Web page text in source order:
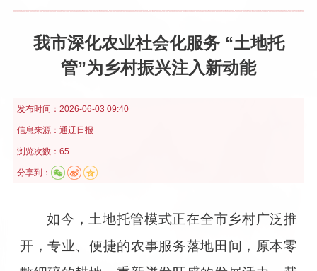
当前位置：首页>新闻资讯>通辽要闻
我市深化农业社会化服务 “土地托
管”为乡村振兴注入新动能
发布时间： 2026-06-03 09:40
信息来源： 通辽日报
浏览次数：65
分享到：
如今，土地托管模式正在全市乡村广泛推
开，专业、便捷的农事服务落地田间，原本零